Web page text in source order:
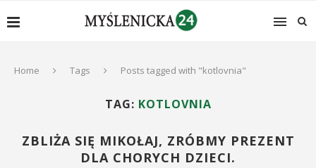
Home Tags Posts tagged with "kotlovnia"
TAG: KOTLOVNIA
ZBLIŻA SIĘ MIKOŁAJ, ZRÓBMY PREZENT
DLA CHORYCH DZIECI.